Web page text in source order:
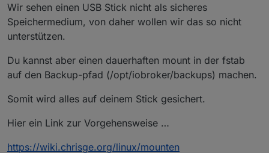
Wir sehen einen USB Stick nicht als sicheres
Speichermedium, von daher wollen wir das so nicht
unterstützen.
Du kannst aber einen dauerhaften mount in der fstab
auf den Backup-pfad (/opt/iobroker/backups) machen.
Somit wird alles auf deinem Stick gesichert.
Hier ein Link zur Vorgehensweise …
https://wiki.chrisge.org/linux/mounten